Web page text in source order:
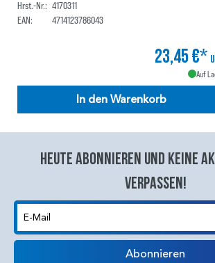
Hrst.-Nr.: 4170311
EAN:
4714123786043
23,45 €*
Auf
In den Warenkorb
Heute abonnieren und keine
verpassen!
E-Mail
Abonnieren